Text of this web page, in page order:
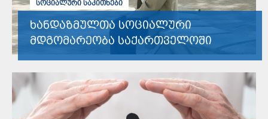
ᲡᲝᲪᲘᲐᲚᲣᲠᲘ ᲡᲐᲙᲘᲗᲮᲔᲑᲘ
ხანდაზმულთა სოციალური
მდგომარეობა საქართველოში